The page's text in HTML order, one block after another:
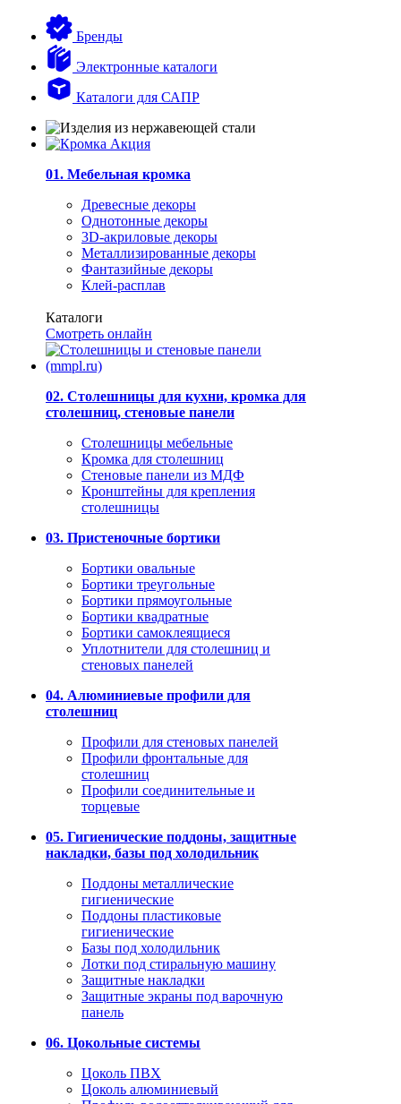
Бренды
Электронные каталоги
Каталоги для САПР
01. Мебельная кромка
Древесные декоры
Однотонные декоры
3D-акриловые декоры
Металлизированные декоры
Фантазийные декоры
Клей-расплав
Каталоги
Смотреть онлайн
02. Столешницы для кухни, кромка для
столешниц, стеновые панели
Столешницы мебельные
Кромка для столешниц
Стеновые панели из МДФ
Кронштейны для крепления
столешницы
03. Пристеночные бортики
Бортики овальные
Бортики треугольные
Бортики прямоугольные
Бортики квадратные
Бортики самоклеящиеся
Уплотнители для столешниц и
стеновых панелей
04. Алюминиевые профили для
столешниц
Профили для стеновых панелей
Профили фронтальные для
столешниц
Профили соединительные и
торцевые
05. Гигиенические поддоны, защитные
накладки, базы под холодильник
Поддоны металлические
гигиенические
Поддоны пластиковые
гигиенические
Базы под холодильник
Лотки под стиральную машину
Защитные накладки
Защитные экраны под варочную
панель
06. Цокольные системы
Цоколь ПВХ
Цоколь алюминиевый